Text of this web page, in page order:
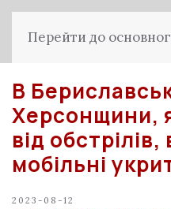
Перейти до
В
Херсонщини,
від
мобільні
2023-08-12